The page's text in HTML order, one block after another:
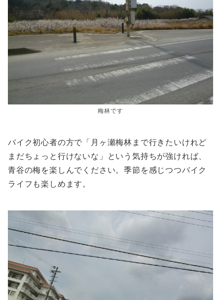
梅林です
バイク初心者の方で「月ヶ瀬梅林まで行きたいけれど
まだちょっと行けないな」という気持ちが強ければ、
青谷の梅を楽しんでください。季節を感じつつバイク
ライフも楽しめます。